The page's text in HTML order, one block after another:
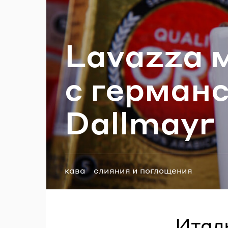
Lavazza
с
Dallmayr
Теги:
кава слияния и поглощения